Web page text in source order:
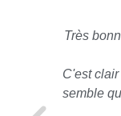
Très
C'est
semble